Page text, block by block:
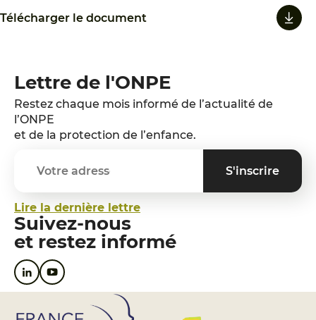
Télécharger le document
Lettre de l'ONPE
Restez chaque mois informé de l’actualité de
l’ONPE
et de la protection de l’enfance.
Lire la dernière lettre
Suivez-nous
et restez informé